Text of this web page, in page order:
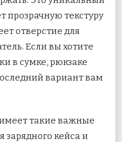
прозрачную текстуру
отверстие для
Если вы хотите
в сумке, рюкзаке
вариант вам
имеет такие важные
зарядного кейса и